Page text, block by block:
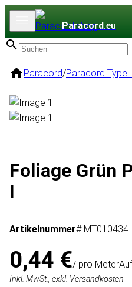
Paracord.eu
Paracord/Paracord Type I
Foliage Grün
I
Artikelnummer# MT010434
0,44 €/ pro Meter
Inkl. MwSt., exkl. Versandkosten